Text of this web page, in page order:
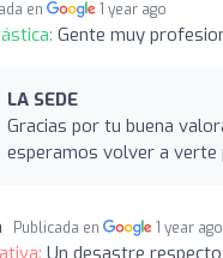
en 1 year ago
Gente muy
LA SEDE
Gracias por tu buena
esperamos volver a verte
Publicada en 1 year ago
Un desastre